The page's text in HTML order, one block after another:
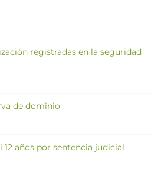
registradas en la seguridad
de dominio
12 años por sentencia judicial